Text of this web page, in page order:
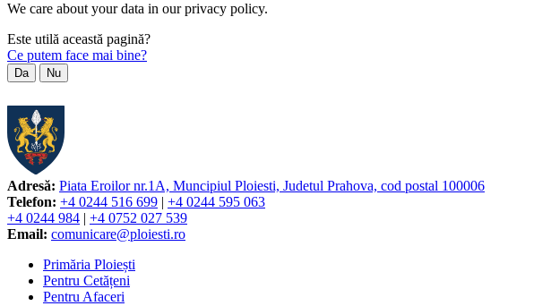
We care about your data in our privacy policy.
Este utilă această pagină?
Ce putem face mai bine?
Da Nu
Adresă: Piata Eroilor nr.1A, Muncipiul Ploiesti, Judetul Prahova, cod postal 100006
Telefon: +4 0244 516 699
+4 0244 595 063
+4 0244 984
+4 0752 027 539
Email: comunicare@ploiesti.ro
Primăria Ploiești
Pentru Cetățeni
Pentru Afaceri